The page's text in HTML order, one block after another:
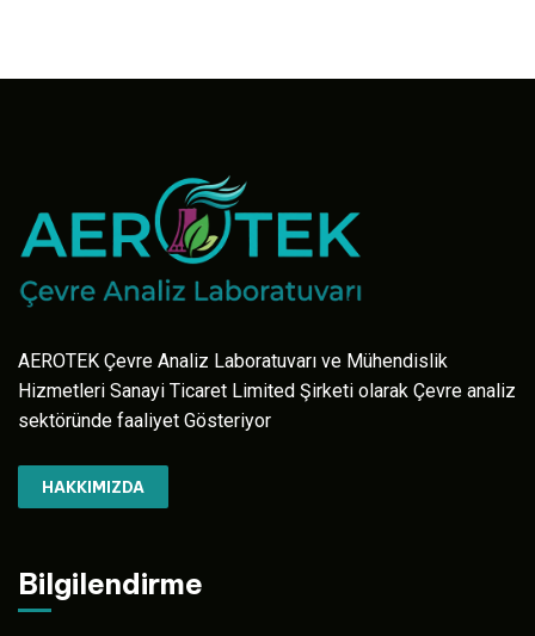
AEROTEK Çevre Analiz Laboratuvarı ve Mühendislik
Hizmetleri Sanayi Ticaret Limited Şirketi olarak Çevre analiz
sektöründe faaliyet Gösteriyor
HAKKIMIZDA
Bilgilendirme